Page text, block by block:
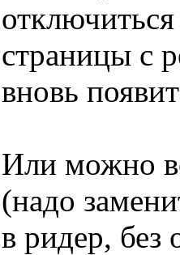
страницы с
вновь
Или можно
(надо
в ридер, без